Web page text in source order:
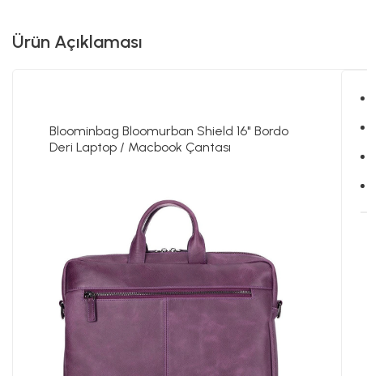
Ürün Açıklaması
Bloominbag Bloomurban Shield 16" Bordo
Deri Laptop / Macbook Çantası